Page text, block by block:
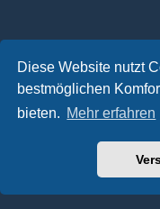
Diese Website nutzt
bestmöglichen
bieten. Mehr erfahren